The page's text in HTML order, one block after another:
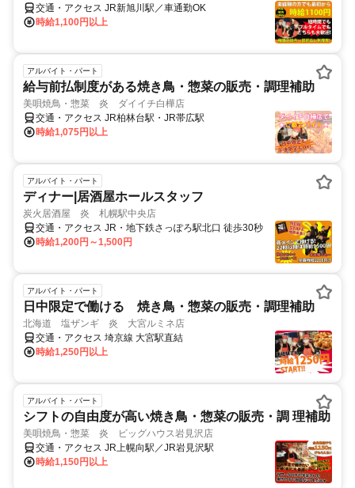
時給1,100円以上
交通・アクセス JR新旭川駅／車通勤OK
アルバイト・パート
給与前払制度がある焼き鳥・惣菜の販売・調理補助
美唄焼鳥・惣菜 炎 ダイイチ白樺店
時給1,075円以上
交通・アクセス JR柏林台駅・JR帯広駅
アルバイト・パート
ディナー|居酒屋ホールスタッフ
炭火居酒屋 炎 札幌駅中央店
時給1,200円～1,500円
交通・アクセス JR・地下鉄さっぽろ駅北口 徒歩30秒
アルバイト・パート
日中限定で働ける 焼き鳥・惣菜の販売・調理補助
北海道 塩ザンギ 炎 大宮ルミネ店
時給1,250円以上
交通・アクセス 埼京線 大宮駅直結
アルバイト・パート
シフトの自由度が高い焼き鳥・惣菜の販売・調 理補助
美唄焼鳥・惣菜 炎 ビッグハウス岩見沢店
時給1,150円以上
交通・アクセス JR上幌向駅／JR岩見沢駅